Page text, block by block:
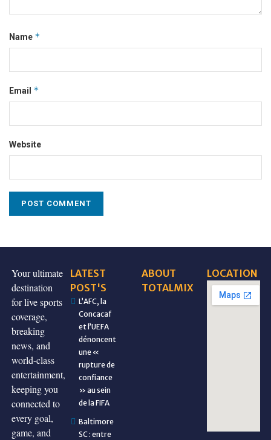
Name *
Email *
Website
Your ultimate
destination
for live sports
coverage,
breaking
news, and
world-class
entertainment,
keeping you
connected to
every goal,
game, and
LATEST
POST'S
L’AFC, la
Concacaf
et l’UEFA
dénoncent
une «
rupture de
confiance
» au sein
de la FIFA
Baltimore
SC : entre
ABOUT
TOTALMIX
LOCATION